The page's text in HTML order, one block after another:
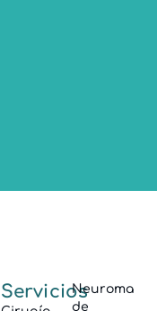
ServiciosNeuroma
de